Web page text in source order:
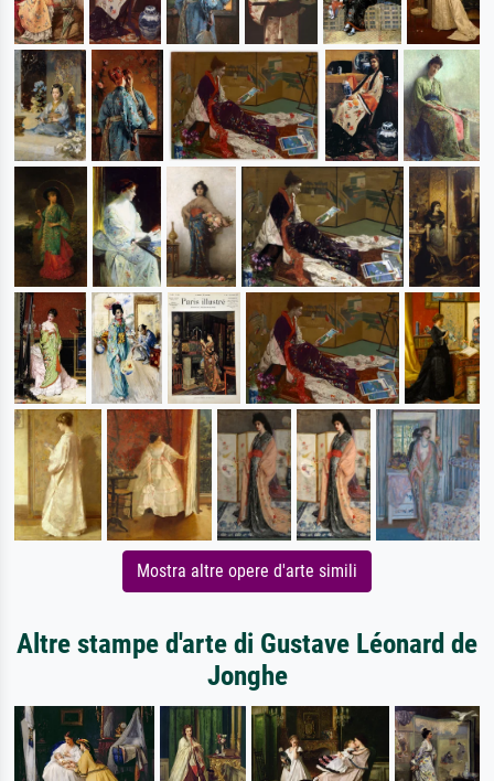
Mostra altre opere d'arte simili
Altre stampe d'arte di Gustave Léonard de
Jonghe